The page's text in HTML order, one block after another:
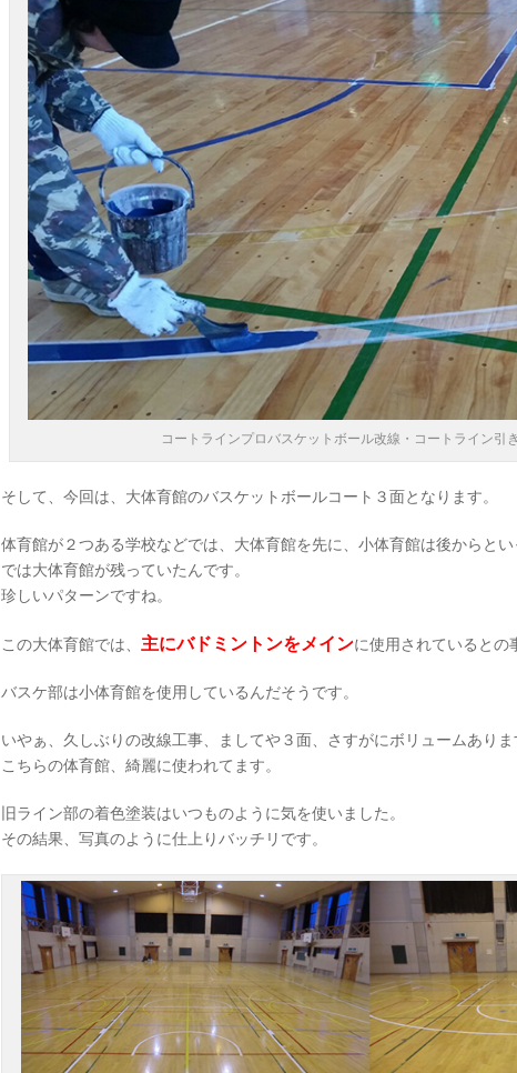
コートラインプロバスケットボール改線・コートライン引
そして、今回は、大体育館のバスケットボールコート３面となります。
体育館が２つある学校などでは、大体育館を先に、小体育館は後からと
では大体育館が残っていたんです。
珍しいパターンですね。
この大体育館では、 主にバドミントンをメインに使用されているとの
バスケ部は小体育館を使用しているんだそうです。
いやぁ、久しぶりの改線工事、ましてや３面、さすがにボリュームありま
こちらの体育館、綺麗に使われてます。
旧ライン部の着色塗装はいつものように気を使いました。
その結果、写真のように仕上りバッチリです。